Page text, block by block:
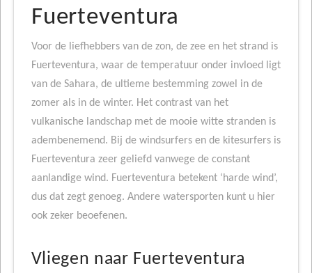
Fuerteventura
Voor de liefhebbers van de zon, de zee en het strand is
Fuerteventura, waar de temperatuur onder invloed ligt
van de Sahara, de ultieme bestemming zowel in de
zomer als in de winter. Het contrast van het
vulkanische landschap met de mooie witte stranden is
adembenemend. Bij de windsurfers en de kitesurfers is
Fuerteventura zeer geliefd vanwege de constant
aanlandige wind. Fuerteventura betekent ‘harde wind’,
dus dat zegt genoeg. Andere watersporten kunt u hier
ook zeker beoefenen.
Vliegen naar Fuerteventura